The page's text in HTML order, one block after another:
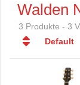
Walden
3 Produkte - 3
Default
Default
Datum